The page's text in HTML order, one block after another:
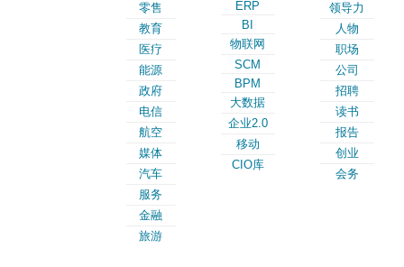
零售
教育
医疗
能源
政府
电信
航空
媒体
汽车
服务
金融
旅游
ERP
BI
物联网
SCM
BPM
大数据
企业2.0
移动
CIO库
领导力
人物
职场
公司
招聘
读书
报告
创业
会务